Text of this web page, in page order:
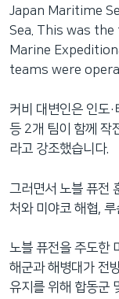
Japan Maritime
Sea. This was
Marine
teams were
커비 대변인은 인도
등 2개 팀이 함께 작
라고 강조했습니다.
그러면서 노블 퓨전
처와 미야코 해협,
노블 퓨전을 주도한
해군과 해병대가 전
유지를 위해 합동군